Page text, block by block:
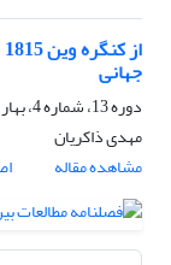
جهانی
دوره 13، شماره 4، بهار 1396، صفحه
مهدی ذاکریان
مشاهده مقاله